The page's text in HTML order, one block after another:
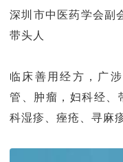
深圳市中医药学会副
带头人
临床善用经方，广
管、肿瘤，妇科经、
科湿疹、痤疮、寻麻